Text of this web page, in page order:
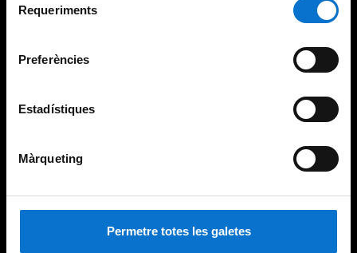
consultar laPolítica de galetes del lloc web de la
Requeriments
Preferències
Estadístiques
Màrqueting
Permetre totes les galetes